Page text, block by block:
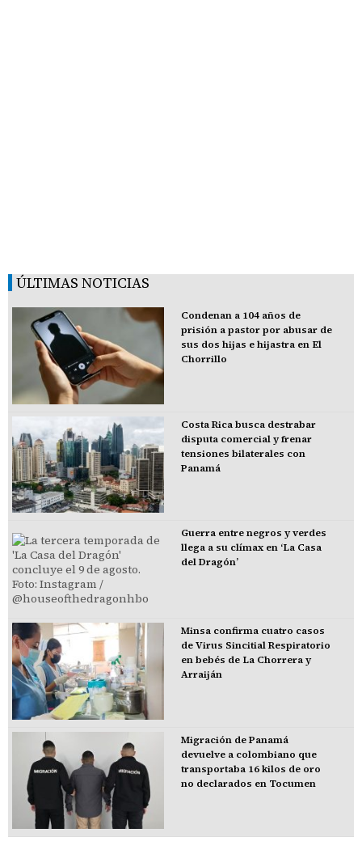
ÚLTIMAS NOTICIAS
Condenan a 104 años de
prisión a pastor por abusar de
sus dos hijas e hijastra en El
Chorrillo
Costa Rica busca destrabar
disputa comercial y frenar
tensiones bilaterales con
Panamá
Guerra entre negros y verdes
llega a su clímax en ‘La Casa
del Dragón’
Minsa confirma cuatro casos
de Virus Sincitial Respiratorio
en bebés de La Chorrera y
Arraiján
Migración de Panamá
devuelve a colombiano que
transportaba 16 kilos de oro
no declarados en Tocumen